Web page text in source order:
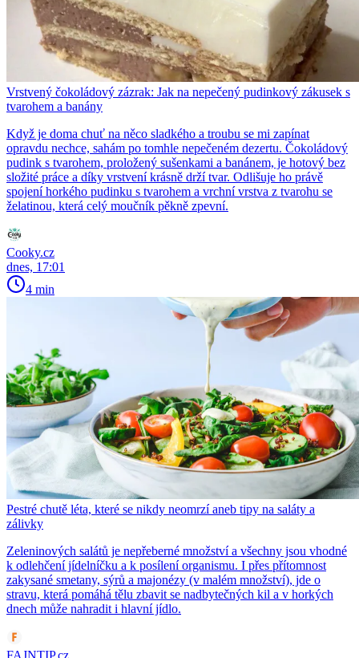
Vrstvený čokoládový zázrak: Jak na nepečený pudinkový zákusek s
tvarohem a banány
Když je doma chuť na něco sladkého a troubu se mi zapínat
opravdu nechce, sahám po tomhle nepečeném dezertu. Čokoládový
pudink s tvarohem, proložený sušenkami a banánem, je hotový bez
složité práce a díky vrstvení krásně drží tvar. Odlišuje ho právě
spojení horkého pudinku s tvarohem a vrchní vrstva z tvarohu se
želatinou, která celý moučník pěkně zpevní.
Cooky.cz
dnes, 17:01
4 min
Pestré chutě léta, které se nikdy neomrzí aneb tipy na saláty a
zálivky
Zeleninových salátů je nepřeberné množství a všechny jsou vhodné
k odlehčení jídelníčku a k posílení organismu. I přes přítomnost
zakysané smetany, sýrů a majonézy (v malém množství), jde o
stravu, která pomáhá tělu zbavit se nadbytečných kil a v horkých
dnech může nahradit i hlavní jídlo.
FAJNTIP.cz